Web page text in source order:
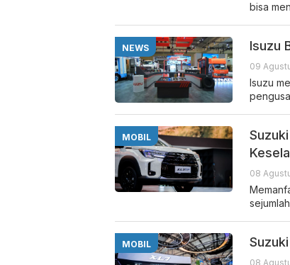
bisa
NEWS Isuzu
09
Isuzu
MOBIL
08
MOBIL
08